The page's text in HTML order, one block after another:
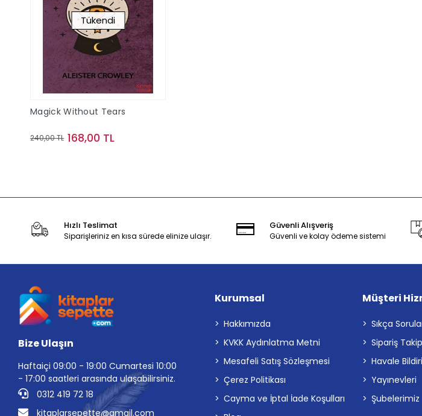
Tükendi
Magick Without Tears
240,00 TL 168,00 TL
Hızlı Teslimat
Siparişleriniz en kısa sürede elinize ulaşır.
Güvenli Alışveriş
Güvenli ve kolay ödeme sistemi
Bize Ulaşın
Haftaiçi 09:00 - 19:00 Cumartesi 10:00
- 17:00 saatleri arasında ulaşabilirsiniz.
0312 419 72 18
kitaplarsepette@gmail.com
Kurumsal
Hakkımızda
KVKK Aydınlatma Metni
Mesafeli Satış Sözleşmesi
Çerez Politikası
Cayma ve İptal İade Koşulları
Müşteri
Sıkça
Sipariş Takip
Havale
Yayınevleri
Şubelerimiz